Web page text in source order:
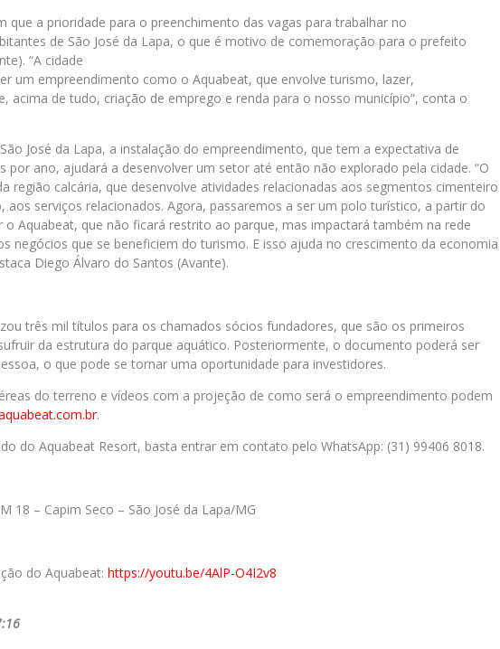
que a prioridade para o preenchimento das vagas para trabalhar no
de São José da Lapa, o que é motivo de comemoração para o prefeito
“A cidade
um empreendimento como o Aquabeat, que envolve turismo, lazer,
acima de tudo, criação de emprego e renda para o nosso município”, conta o
José da Lapa, a instalação do empreendimento, que tem a expectativa de
por ano, ajudará a desenvolver um setor até então não explorado pela cidade. “O
região calcária, que desenvolve atividades relacionadas aos segmentos cimenteiro
aos serviços relacionados. Agora, passaremos a ser um polo turístico, a partir do
Aquabeat, que não ficará restrito ao parque, mas impactará também na rede
negócios que se beneficiem do turismo. E isso ajuda no crescimento da economia
Diego Álvaro do Santos (Avante).
três mil títulos para os chamados sócios fundadores, que são os primeiros
da estrutura do parque aquático. Posteriormente, o documento poderá ser
o que pode se tornar uma oportunidade para investidores.
do terreno e vídeos com a projeção de como será o empreendimento podem
.
do Aquabeat Resort, basta entrar em contato pelo WhatsApp: (31) 99406 8018.
18 – Capim Seco – São José da Lapa/MG
do Aquabeat: https://youtu.be/4AlP-O4I2v8